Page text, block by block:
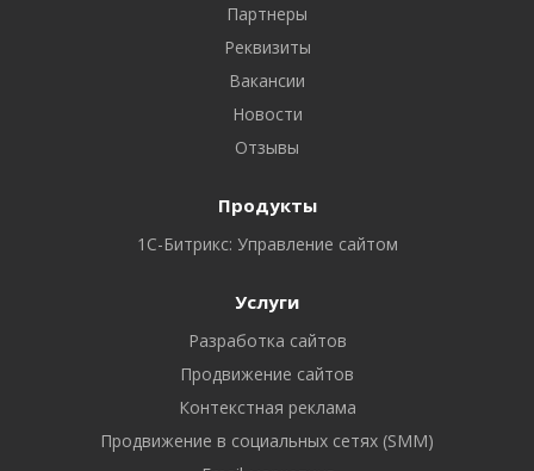
Партнеры
Реквизиты
Вакансии
Новости
Отзывы
Продукты
1С-Битрикс: Управление сайтом
Услуги
Разработка сайтов
Продвижение сайтов
Контекстная реклама
Продвижение в социальных сетях (SMM)